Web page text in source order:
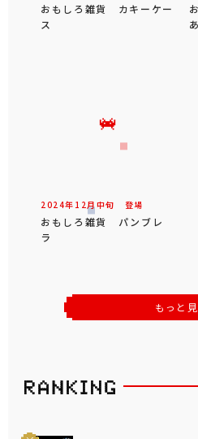
おもしろ雑貨 カキーケー
ス
2024年 12 月中旬 登場
おもしろ雑貨 パンブレ
ラ
もっと